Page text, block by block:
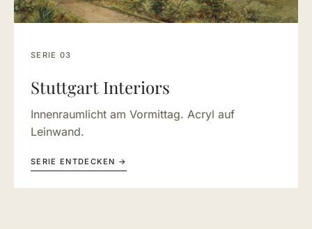
SERIE 03
Stuttgart Interiors
Innenraumlicht am Vormittag. Acryl auf
Leinwand.
SERIE ENTDECKEN →